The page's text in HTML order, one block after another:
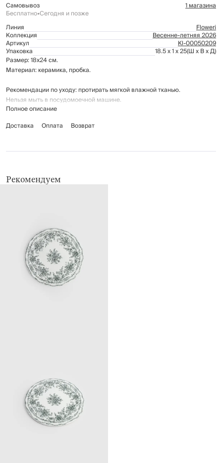
Самовывоз 1 магазина
Бесплатно•Сегодня и позже
Линия
Floweri
Коллекция Весенне-летняя 2026
Артикул Kl-00050209
Упаковка 18.5 x 1 x 25(Ш x В x Д)
Размер: 18х24 см.
Материал: керамика, пробка.
Рекомендации по уходу: протирать мягкой влажной тканью.
Нельзя мыть в посудомоечной машине.
Полное описание
Доставка
Оплата Возврат
Рекомендуем